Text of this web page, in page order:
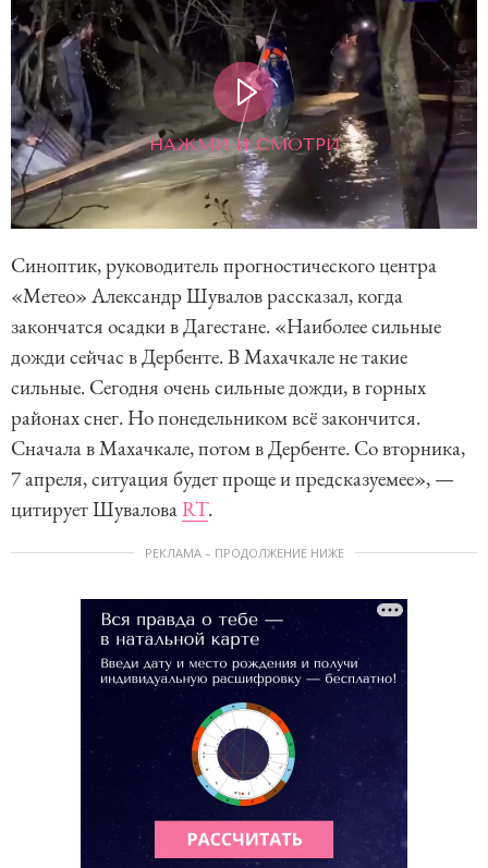
НАЖМИ И СМОТРИ
Синоптик, руководитель прогностического центра
«Метео» Александр Шувалов рассказал, когда
закончатся осадки в Дагестане. «Наиболее сильные
дожди сейчас в Дербенте. В Махачкале не такие
сильные. Сегодня очень сильные дожди, в горных
районах снег. Но понедельником всё закончится.
Сначала в Махачкале, потом в Дербенте. Со вторника,
7 апреля, ситуация будет проще и предсказуемее», —
цитирует ШуваловаRT.
РЕКЛАМА – ПРОДОЛЖЕНИЕ НИЖЕ